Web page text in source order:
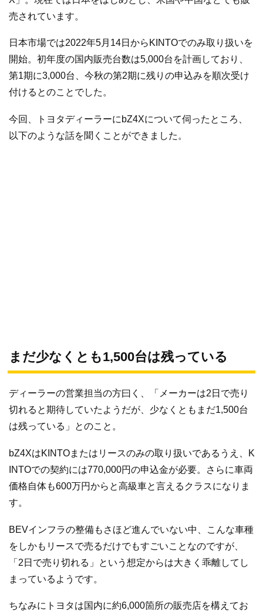
売されています。
日本市場では2022年5月14日からKINTOでのみ取り扱いを
開始。初年度の国内販売台数は5,000台を計画しており、
第1期に3,000台、今秋の第2期に残りの申込みを順次受け
付けるとのことでした。
今回、トヨタディーラーにbZ4Xについて伺ったところ、
以下のような話を聞くことができました。
まだ少なくとも1,500台は残っている
ディーラーの営業担当の方曰く、「メーカーは2日で売り
切れると期待していたようだが、少なくともまだ1,500台
は残っている」とのこと。
bZ4XはKINTOまたはリースのみの取り扱いであるうえ、K
INTOでの契約には770,000円の申込金が必要。さらに車両
価格自体も600万円からと高級車と言えるクラスになりま
す。
BEVインフラの整備もさほど進んでいない中、こんな車種
をしかもリースで売るだけでもすごいことなのですが、
「2日で売り切れる」という想定からは大きく乖離してし
まっているようです。
ちなみにトヨタは国内に約6,000箇所の販売店を構えてお